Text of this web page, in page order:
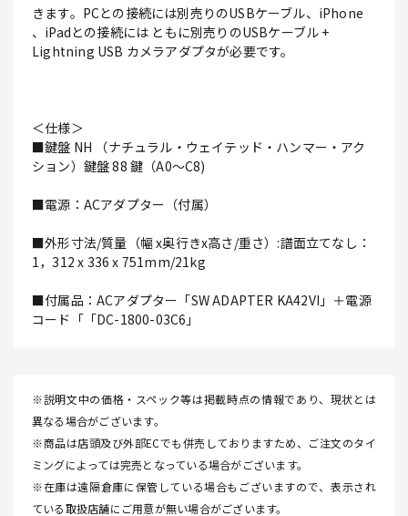
きます。PCとの接続には別売りのUSBケーブル、iPhone
、iPadとの接続には ともに別売りのUSBケーブル +
Lightning USB カメラアダプタが必要です。
＜仕様＞
■鍵盤 NH （ナチュラル・ウェイテッド・ハンマー・アク
ション）鍵盤 88 鍵（A0～C8)
■電源：ACアダプター（付属）
■外形寸法/質量（幅 x奥行きx高さ/重さ）:譜面立てなし：
1，312 x 336 x 751mm/21kg
■付属品：ACアダプター「SW ADAPTER KA42VI」＋電源
コード「「DC-1800-03C6」
※説明文中の価格・スペック等は掲載時点の情報であり、現状とは
異なる場合がございます。
※商品は店頭及び外部ECでも併売しておりますため、ご注文のタイ
ミングによっては完売となっている場合がございます。
※在庫は遠隔倉庫に保管している場合もございますので、表示され
ている取扱店舗にご用意が無い場合がございます。